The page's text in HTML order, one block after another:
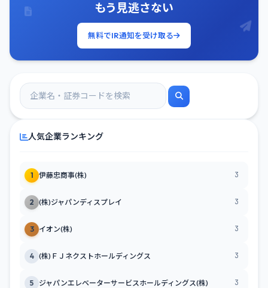
もう見逃さない
無料でIR通知を受け取る
人気企業ランキング
1 伊藤忠商事(株) 3
2 (株)ジャパンディスプレイ 3
3 イオン(株) 3
4 (株)ＦＪネクストホールディングス 3
5 ジャパンエレベーターサービスホールディングス(株) 3